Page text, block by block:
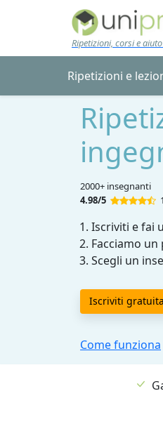
Skip to main content
Ripetizioni, corsi e
Ripetizioni e
2000+ insegnanti
4.98/5
Iscriviti e fai
Facciamo
Scegli un
Iscriviti
Come funziona